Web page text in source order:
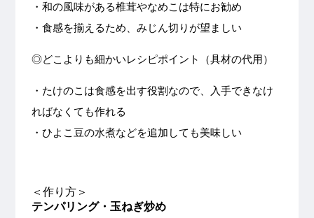
・和の風味がある椎茸やなめこは特にお勧め
・食感を揃えるため、みじん切りが望ましい
◎どこよりも細かいレシピポイント（具材の代用）
・たけのこは食感を出す役割なので、入手できなけ
ればなくても作れる
・ひよこ豆の水煮などを追加しても美味しい
＜作り方＞
テンパリング・玉ねぎ炒め